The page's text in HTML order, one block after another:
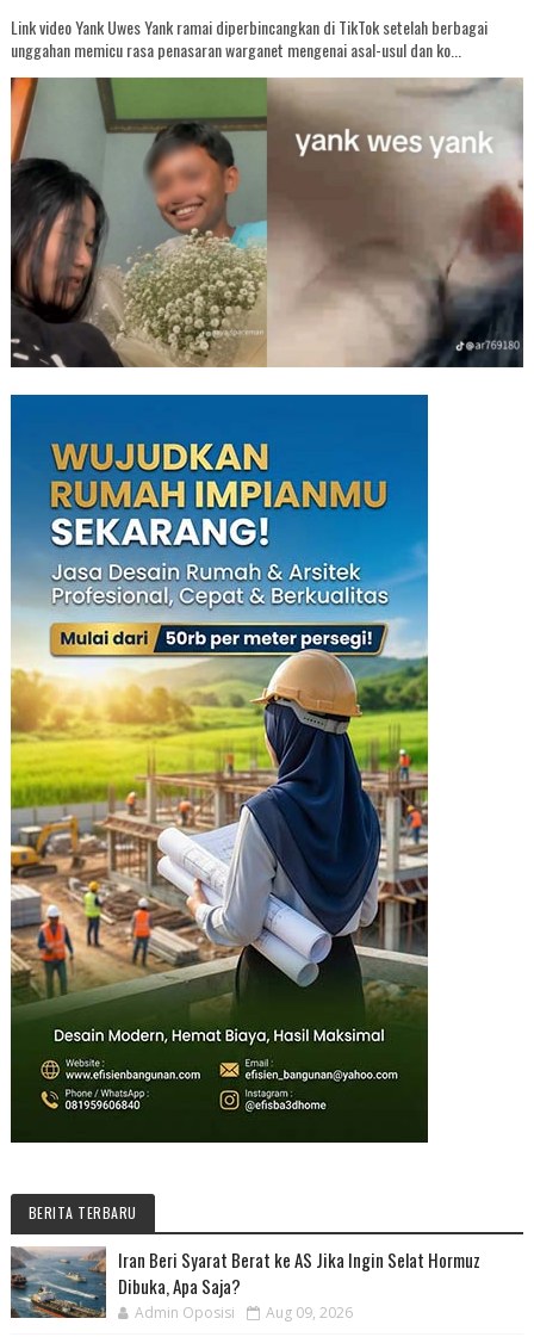
Link video Yank Uwes Yank ramai diperbincangkan di TikTok setelah berbagai
unggahan memicu rasa penasaran warganet mengenai asal-usul dan ko...
BERITA TERBARU
Iran Beri Syarat Berat ke AS Jika Ingin Selat Hormuz
Dibuka, Apa Saja?
Admin Oposisi Aug 09, 2026